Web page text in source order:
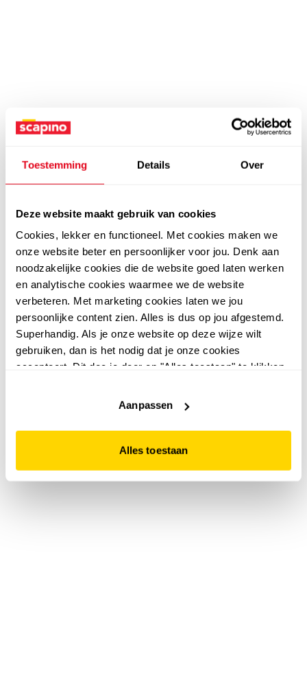
Toestemming Details Over
Deze website maakt gebruik van cookies
Cookies, lekker en functioneel. Met cookies maken we
onze website beter en persoonlijker voor jou. Denk aan
noodzakelijke cookies die de website goed laten werken
en analytische cookies waarmee we de website
verbeteren. Met marketing cookies laten we jou
persoonlijke content zien. Alles is dus op jou afgestemd.
Superhandig. Als je onze website op deze wijze wilt
gebruiken, dan is het nodig dat je onze cookies
accepteert. Dit doe je door op "Alles toestaan" te klikken.
website niet optimaal functioneert.
Aanpassen
Alles toestaan